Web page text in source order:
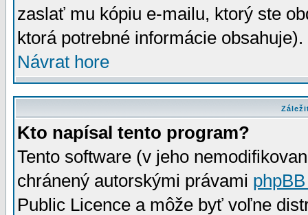
zaslať mu kópiu e-mailu, ktorý ste
ktorá potrebné informácie
Návrat hore
Kto napísal tento program?
Tento software (v jeho
chránený autorskými právami
Public Licence a môže byť voľne